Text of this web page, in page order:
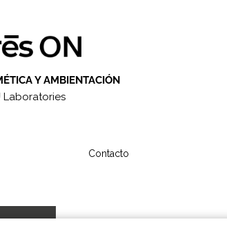
Y AMBIENTACIÓN
Laboratories
Contacto